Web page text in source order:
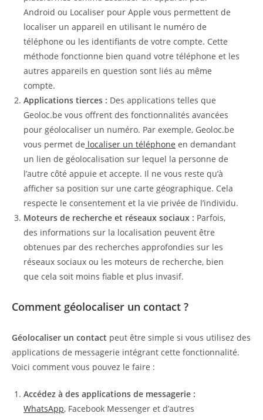
Android ou Localiser pour Apple vous permettent de
localiser un appareil en utilisant le numéro de
téléphone ou les identifiants de votre compte. Cette
méthode fonctionne bien quand votre téléphone et les
autres appareils en question sont liés au même
compte.
Applications tierces : Des applications telles que
Geoloc.be vous offrent des fonctionnalités avancées
pour géolocaliser un numéro. Par exemple, Geoloc.be
vous permet de localiser un téléphone en demandant
un lien de géolocalisation sur lequel la personne de
l’autre côté appuie et accepte. Il ne vous reste qu’à
afficher sa position sur une carte géographique. Cela
respecte le consentement et la vie privée de l’individu.
Moteurs de recherche et réseaux sociaux : Parfois,
des informations sur la localisation peuvent être
obtenues par des recherches approfondies sur les
réseaux sociaux ou les moteurs de recherche, bien
que cela soit moins fiable et plus invasif.
Comment géolocaliser un contact ?
Géolocaliser un contact peut être simple si vous utilisez des
applications de messagerie intégrant cette fonctionnalité.
Voici comment vous pouvez le faire :
Accédez à des applications de messagerie :
WhatsApp, Facebook Messenger et d’autres